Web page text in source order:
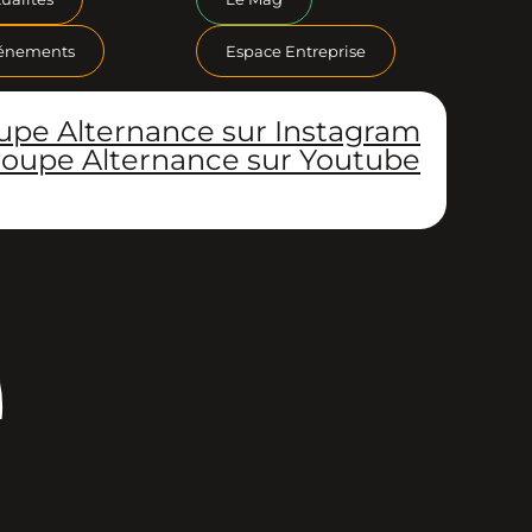
Espace Entreprise
Alternance sur Instagram
Alternance sur Youtube